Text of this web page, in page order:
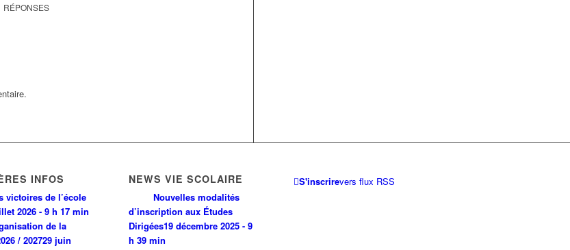
RÉPONSES
INFOS
victoires de l’école
2026 - 9 h 17 min
de la
/ 202729 juin
NEWS VIE SCOLAIRE
Nouvelles modalités
d’inscription aux Études
Dirigées19 décembre 2025 - 9
h 39 min
S'inscrirevers flux RSS